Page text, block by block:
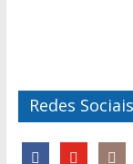
Redes Sociais